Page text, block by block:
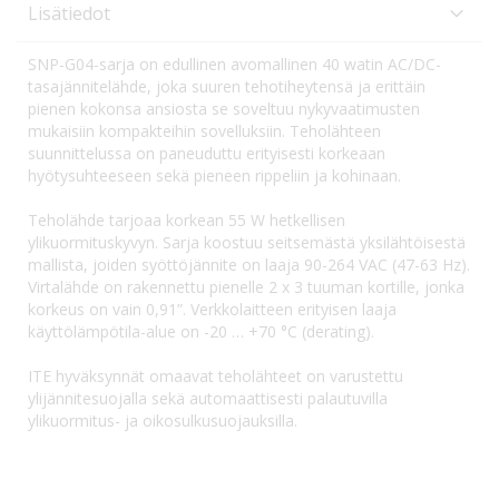
Lisätiedot
SNP-G04-sarja on edullinen avomallinen 40 watin AC/DC-
tasajännitelähde, joka suuren tehotiheytensä ja erittäin
pienen kokonsa ansiosta se soveltuu nykyvaatimusten
mukaisiin kompakteihin sovelluksiin. Teholähteen
suunnittelussa on paneuduttu erityisesti korkeaan
hyötysuhteeseen sekä pieneen rippeliin ja kohinaan.
Teholähde tarjoaa korkean 55 W hetkellisen
ylikuormituskyvyn. Sarja koostuu seitsemästä yksilähtöisestä
mallista, joiden syöttöjännite on laaja 90-264 VAC (47-63 Hz).
Virtalähde on rakennettu pienelle 2 x 3 tuuman kortille, jonka
korkeus on vain 0,91”. Verkkolaitteen erityisen laaja
käyttölämpötila-alue on -20 … +70 °C (derating).
ITE hyväksynnät omaavat teholähteet on varustettu
ylijännitesuojalla sekä automaattisesti palautuvilla
ylikuormitus- ja oikosulkusuojauksilla.